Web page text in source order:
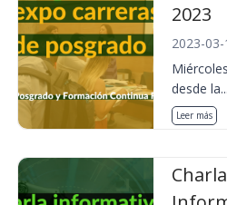
2023
2023-
desde la...
Leer más
Charla